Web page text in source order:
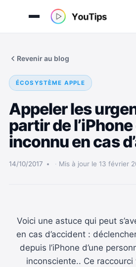
Revenir au blog
ÉCOSYSTÈME APPLE
Appeler les
partir de l’iPhone
inconnu en cas
14/10/2017 Mis à jour le 13 février
Voici une astuce qui peut
en cas d’accident :
depuis l’iPhone d’une
inconsciente.. Ce